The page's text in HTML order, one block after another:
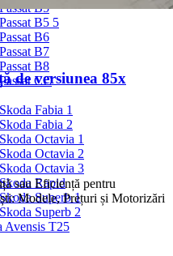
B5
B5 5
B6
B7
B8
CC
Fabia 1
Fabia 2
Octavia 1
Octavia 2
Octavia 3
Rapid
Superb 1
Superb 2
Avensis T25
de versiunea 85x
sau Eficiență pentru
Modele, Prețuri și Motorizări